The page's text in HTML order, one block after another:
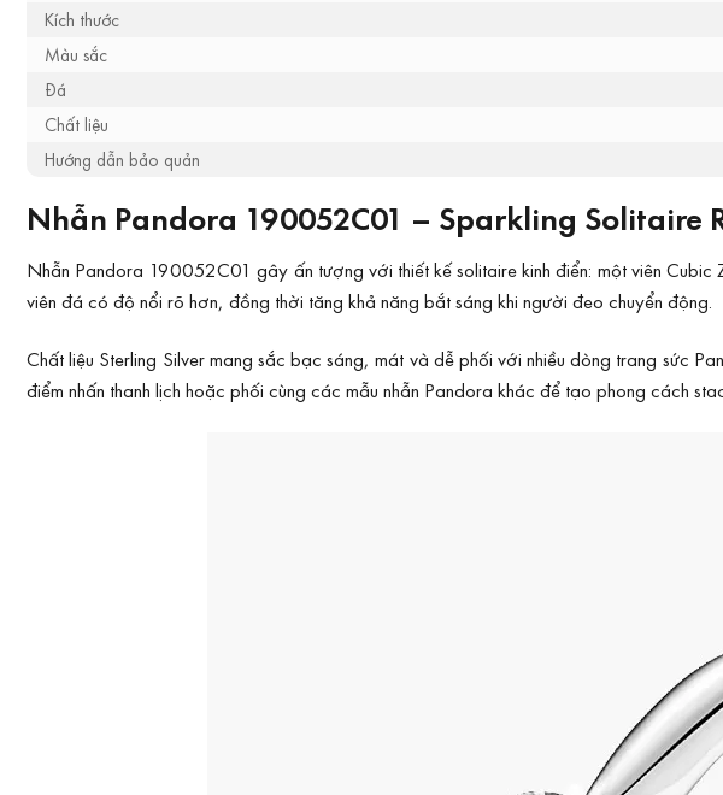
Kích thước
Màu sắc
Đá
Chất liệu
Hướng dẫn bảo quản
Nhẫn Pandora 190052C01 – Sparkling Solitaire
Nhẫn Pandora 190052C01 gây ấn tượng với thiết kế solitaire kinh điển: một viên
viên đá có độ nổi rõ hơn, đồng thời tăng khả năng bắt sáng khi người đeo chuyển động.
Chất liệu Sterling Silver mang sắc bạc sáng, mát và dễ phối với nhiều dòng trang sức
điểm nhấn thanh lịch hoặc phối cùng các mẫu nhẫn Pandora khác để tạo phong cách